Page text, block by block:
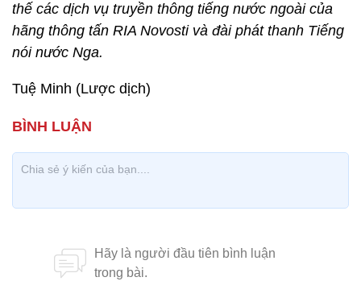
thế các dịch vụ truyền thông tiếng nước ngoài của
hãng thông tấn RIA Novosti và đài phát thanh Tiếng
nói nước Nga.
Tuệ Minh (Lược dịch)